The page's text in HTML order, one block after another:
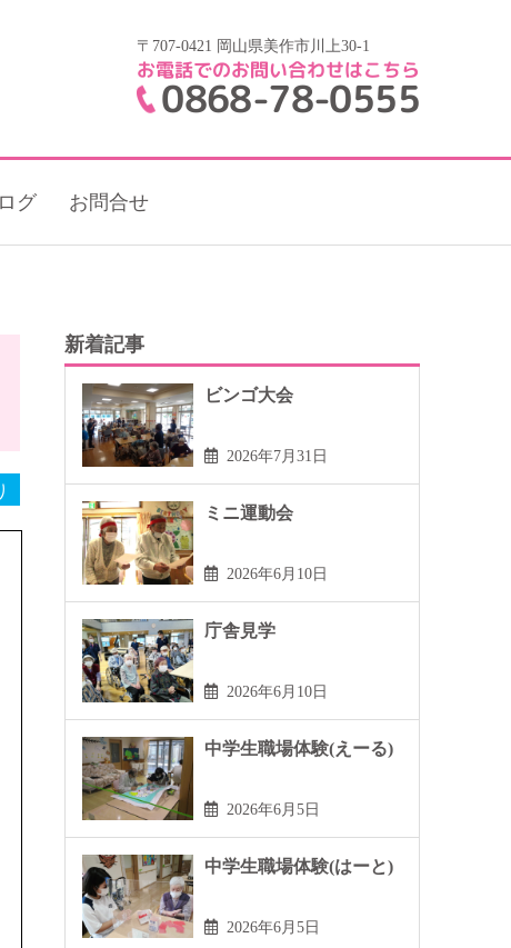
〒707-0421 岡山県美作市川上30-1
お電話でのお問い合わせはこちら
0868-78-0555
グ お問合せ
新着記事
ビンゴ大会
2026年7月31日
ミニ運動会
2026年6月10日
庁舎見学
2026年6月10日
中学生職場体験(えーる)
2026年6月5日
中学生職場体験(はーと)
2026年6月5日